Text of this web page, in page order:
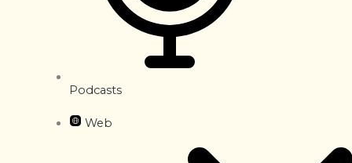
Podcasts
Web